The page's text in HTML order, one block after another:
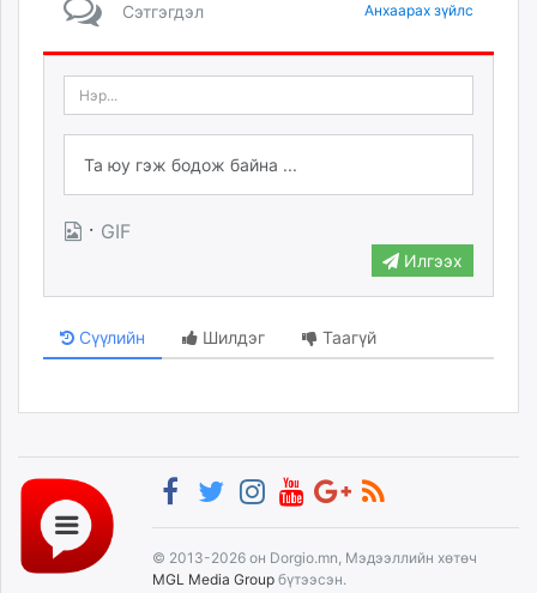
Сэтгэгдэл Анхаарах зүйлс
· GIF
Илгээх
Сүүлийн Шилдэг Таагүй
© 2013-2026 он Dorgio.mn, Мэдээллийн хөтөч
MGL Media Group бүтээсэн.